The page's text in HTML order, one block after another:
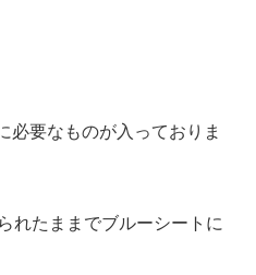
必要なものが入っておりま
れたままでブルーシートに